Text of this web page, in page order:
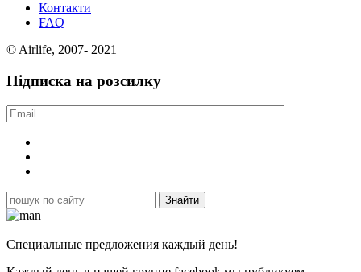
Контакти
FAQ
© Airlife, 2007- 2021
Підписка на розсилку
Специальные предложения каждый день!